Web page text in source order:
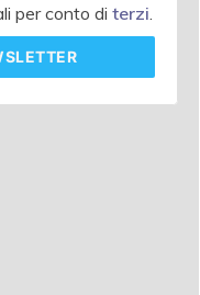
per conto di terzi.